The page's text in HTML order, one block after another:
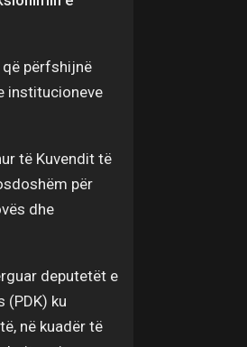
përfshijnë
institucioneve
të Kuvendit të
për
dhe
deputetët e
(PDK) ku
në kuadër të